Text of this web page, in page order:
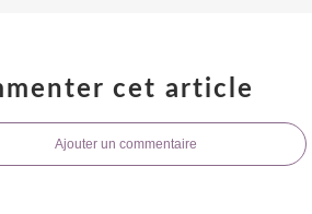
cet article
Ajouter un commentaire